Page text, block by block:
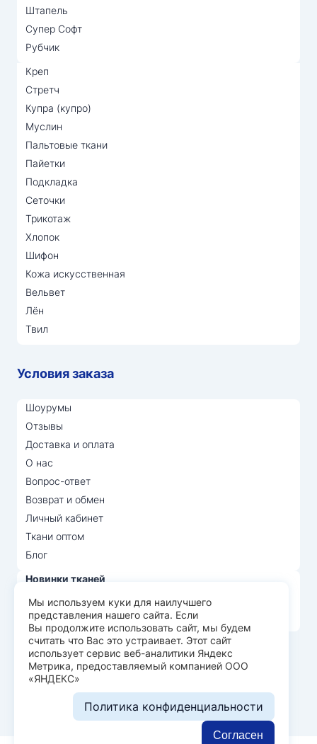
Штапель
Супер Софт
Рубчик
Креп
Стретч
Купра (купро)
Муслин
Пальтовые ткани
Пайетки
Подкладка
Сеточки
Трикотаж
Хлопок
Шифон
Кожа искусственная
Вельвет
Лён
Твил
Условия заказа
Шоурумы
Отзывы
Доставка и оплата
О нас
Вопрос-ответ
Возврат и обмен
Личный кабинет
Ткани оптом
Блог
Новинки тканей
Распродажа тканей
Лидеры продаж
© Арт Текс — продажа тканей оптом, 2026
Пользовательское соглашение
Политика конфиденциальности
Разработка сайта —
Мы используем куки для наилучшего
представления нашего сайта. Если
Вы продолжите использовать сайт, мы будем
считать что Вас это устраивает. Этот сайт
использует сервис веб-аналитики Яндекс
Метрика, предоставляемый компанией ООО
«ЯНДЕКС»
Политика конфиденциальности
Согласен